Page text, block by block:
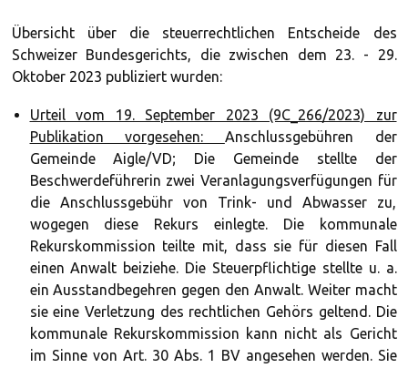
Übersicht über die steuerrechtlichen Entscheide des
Schweizer Bundesgerichts, die zwischen dem 23. - 29.
Oktober 2023 publiziert wurden:
Urteil vom 19. September 2023 (9C_266/2023) zur
Publikation vorgesehen: Anschlussgebühren der
Gemeinde Aigle/VD; Die Gemeinde stellte der
Beschwerdeführerin zwei Veranlagungsverfügungen für
die Anschlussgebühr von Trink- und Abwasser zu,
wogegen diese Rekurs einlegte. Die kommunale
Rekurskommission teilte mit, dass sie für diesen Fall
einen Anwalt beiziehe. Die Steuerpflichtige stellte u. a.
ein Ausstandbegehren gegen den Anwalt. Weiter macht
sie eine Verletzung des rechtlichen Gehörs geltend. Die
kommunale Rekurskommission kann nicht als Gericht
im Sinne von Art. 30 Abs. 1 BV angesehen werden. Sie